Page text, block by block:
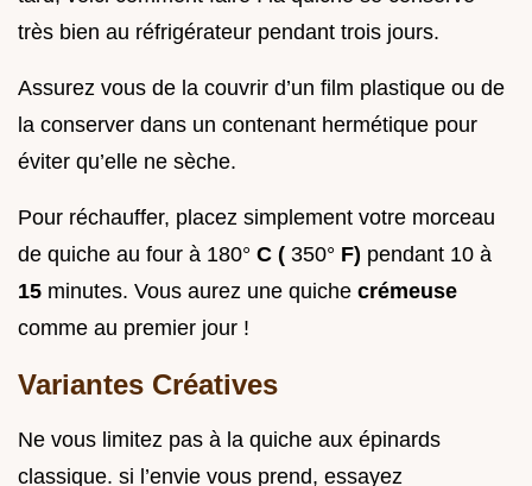
très bien au réfrigérateur pendant trois jours.
Assurez vous de la couvrir d’un film plastique ou de
la conserver dans un contenant hermétique pour
éviter qu’elle ne sèche.
Pour réchauffer, placez simplement votre morceau
de quiche au four à 180° C ( 350° F) pendant 10 à
15 minutes. Vous aurez une quiche crémeuse
comme au premier jour !
Variantes Créatives
Ne vous limitez pas à la quiche aux épinards
classique. si l’envie vous prend, essayez